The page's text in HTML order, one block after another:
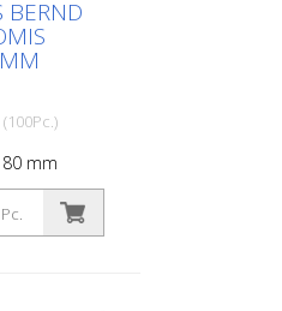
BERND
mm
atšvaitais ir
Balta
Pc.